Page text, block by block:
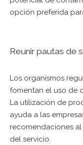
opción preferida
Reunir pautas de
Los organismos
fomentan el uso de
La utilización de
ayuda a las
recomendaciones
del servicio.